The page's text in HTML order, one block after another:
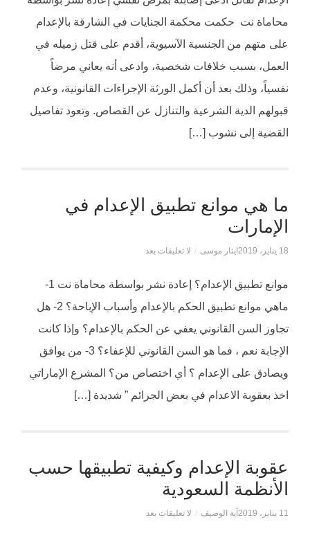
محاماة نت حكمت محكمة الجنايات في الشارقة بالإعدام
على متهم من الجنسية الآسيوية، أقدم على قتل زميله في
العمل، بسبب خلافات شخصية، وادعى أنه يعاني مرضاً
نفسياً، وذلك بعد أن أكمل الورثة الإجراءات القانونية، وعدم
قبولهم الدية الشرعية والتنازل عن القصاص. وتعود تفاصيل
القضية إلى نشوب […]
ما هي موانع تطبيق الإعدام في
الإمارات
18 يناير، 2019 ايثار موسى / لا تعليقات بعد
موانع تطبيق الإعدام؟ إعادة نشر بواسطة محاماة نت 1-
ماهي موانع تطبيق الحكم بالإعدام وأسباب الإباحة؟ 2- هل
تجاوز السن القانوني يعفي عن الحكم بالإعدام؟ وإذا كانت
الإجابة نعم ، فما هو السن القانوني للإعفاء؟ 3- من يوافق
ويصادق على الإعدام ؟ أي اختصاص من؟ المشرع الإماراتي
اخذ بعقوبة الاعدام في بعض الجرائم ” شديدة […]
عقوبة الإعدام وكيفية تطبيقها حسب
الأنظمة السعودية
11 يناير، 2019 آية الوصيف / لا تعليقات بعد